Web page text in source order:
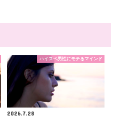
ハイスペ男性にモテるマインド
2026.7.28